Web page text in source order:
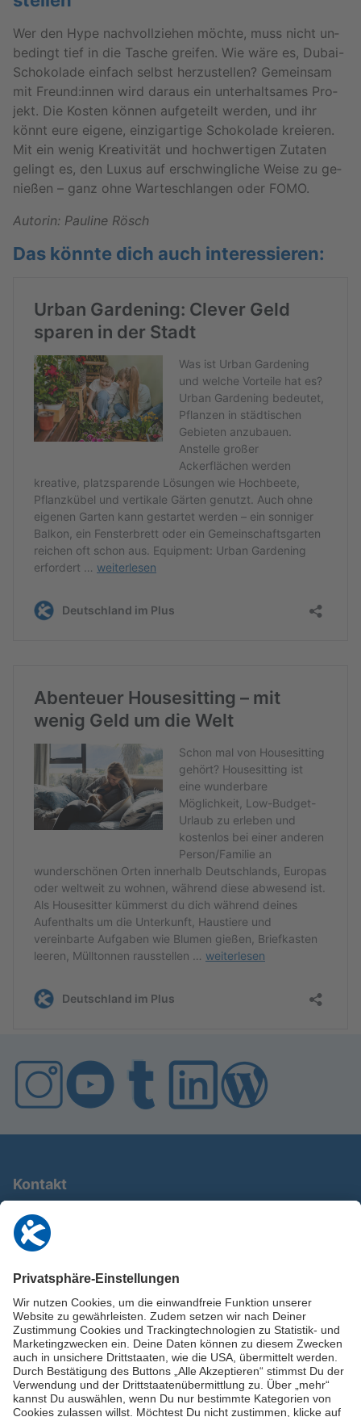
Wer den Hype nach­voll­zie­hen möch­te, muss nicht un­
be­dingt tief in die Ta­sche grei­fen. Wie wäre es, Du­bai-
Scho­ko­la­de ein­fach selbst her­zu­stel­len? Ge­mein­sam
mit Freund:innen wird dar­aus ein un­ter­halt­sa­mes Pro­
jekt. Die Kos­ten kön­nen auf­ge­teilt wer­den, und ihr
könnt eure ei­ge­ne, ein­zig­ar­ti­ge Scho­ko­la­de kre­ieren.
Mit ein wenig Krea­ti­vi­tät und hoch­wer­ti­gen Zu­ta­ten
ge­lingt es, den Luxus auf er­schwing­li­che Weise zu ge­
nie­ßen – ganz ohne War­te­schlan­gen oder FOMO.
Au­to­rin: Pau­li­ne Rösch
Das könn­te dich auch in­ter­es­sie­ren:
Kontakt
0911 / 9234 950
info@deutschland-im-plus.de
Impressum
Online-Schuldnerberatung
Stellen Sie hier Ihre Fragen und erhalten Sie kostenlos und umgehend
Informationen von unseren Schuldnerberater:innen.
Beratungshotline: 0800 / 5035851